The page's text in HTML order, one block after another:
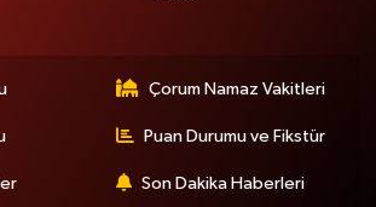
Çorum Namaz Vakitleri
Puan Durumu ve Fikstür
Son Dakika Haberleri